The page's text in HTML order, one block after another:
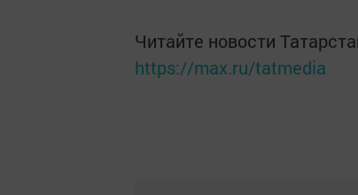
Читайте новости
https://max.ru/tatmedia